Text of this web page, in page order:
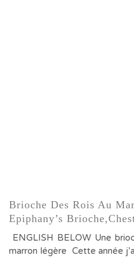
Brioche Des Rois Au
Epiphany’s
ENGLISH BELOW Une
marron légère Cette année